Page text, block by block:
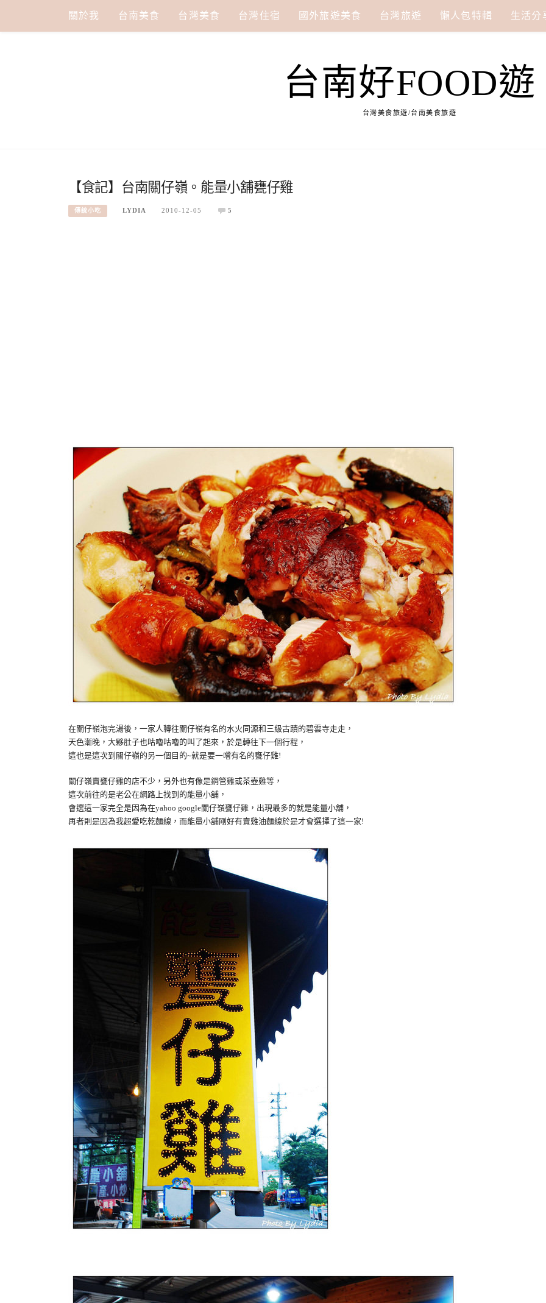
關於我 台南美食 台灣美食 台灣住宿 國外旅遊美食 台灣旅遊 懶人包特輯 生活分
台南好FOOD遊
台灣美食旅遊/台南美食旅遊
【食記】台南關仔嶺。能量小舖甕仔雞
傳統小吃 LYDIA 2010-12-05 5
在關仔嶺泡完湯後，一家人轉往關仔嶺有名的水火同源和三級古蹟的碧雲寺走走，
天色漸晚，大夥肚子也咕嚕咕嚕的叫了起來，於是轉往下一個行程，
這也是這次到關仔嶺的另一個目的~就是要一嚐有名的甕仔雞!
關仔嶺賣甕仔雞的店不少，另外也有像是鋼管雞或茶壺雞等，
這次前往的是老公在網路上找到的能量小舖，
會選這一家完全是因為在yahoo google關仔嶺甕仔雞，出現最多的就是能量小舖，
再者則是因為我超愛吃乾麵線，而能量小舖剛好有賣雞油麵線於是才會選擇了這一家!